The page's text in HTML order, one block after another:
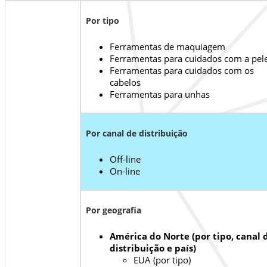
Por tipo
Ferramentas de maquiagem
Ferramentas para cuidados com a
Ferramentas para cuidados com os
cabelos
Ferramentas para unhas
Por canal de distribuição
Off-line
On-line
Por geografia
América do Norte (por tipo, canal
distribuição e país)
EUA (por tipo)